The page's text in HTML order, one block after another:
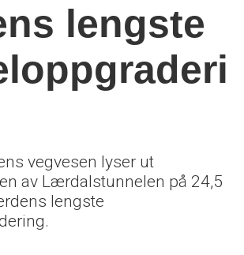
lengste
vegvesen lyser ut
av Lærdalstunnelen på 24,5
lengste